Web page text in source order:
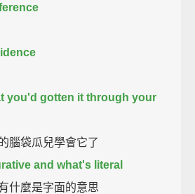
you'd gotten it through your
腦袋瓜兒學會它了
and what's literal
什麼是字面的意思